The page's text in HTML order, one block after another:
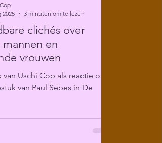
clichés over
en
vrouwen
Uschi Cop als reactie op
van Paul Sebes in De
2025
3 minuten om te lezen